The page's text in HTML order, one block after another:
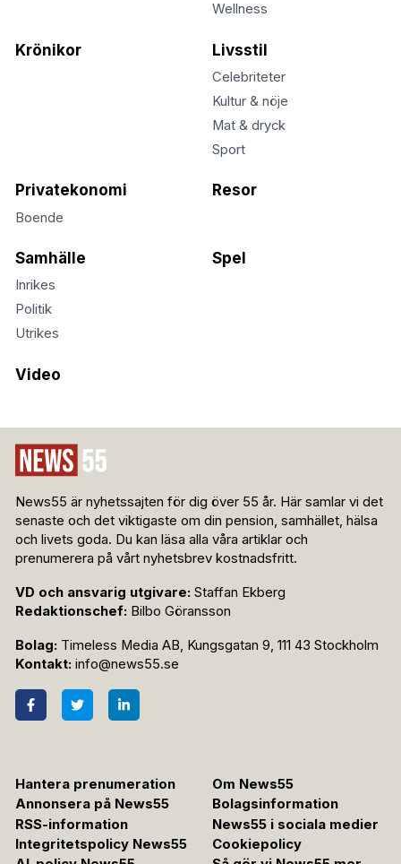
Wellness
Krönikor Livsstil
Celebriteter
Kultur & nöje
Mat & dryck
Sport
Privatekonomi
Boende
Resor
Samhälle
Inrikes
Politik
Utrikes
Spel
Video
News55 är nyhetssajten för dig över 55 år. Här samlar vi det
senaste och det viktigaste om din pension, samhället, hälsa
och livets goda. Du kan läsa alla våra artiklar och
prenumerera på vårt nyhetsbrev kostnadsfritt.
VD och ansvarig utgivare: Staffan Ekberg
Redaktionschef: Bilbo Göransson
Bolag: Timeless Media AB, Kungsgatan 9, 111 43 Stockholm
Kontakt: info@news55.se
Hantera prenumeration
Om News55
Annonsera på News55
Bolagsinformation
RSS-information
News55 i sociala medier
Integritetspolicy News55
Cookiepolicy